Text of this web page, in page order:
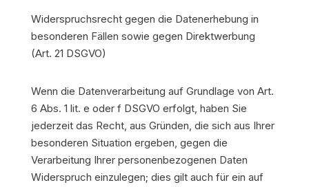
Widerspruchsrecht gegen die Datenerhebung in
besonderen Fällen sowie gegen Direktwerbung
(Art. 21 DSGVO)
Wenn die Datenverarbeitung auf Grundlage von Art.
6 Abs. 1 lit. e oder f DSGVO erfolgt, haben Sie
jederzeit das Recht, aus Gründen, die sich aus Ihrer
besonderen Situation ergeben, gegen die
Verarbeitung Ihrer personenbezogenen Daten
Widerspruch einzulegen; dies gilt auch für ein auf